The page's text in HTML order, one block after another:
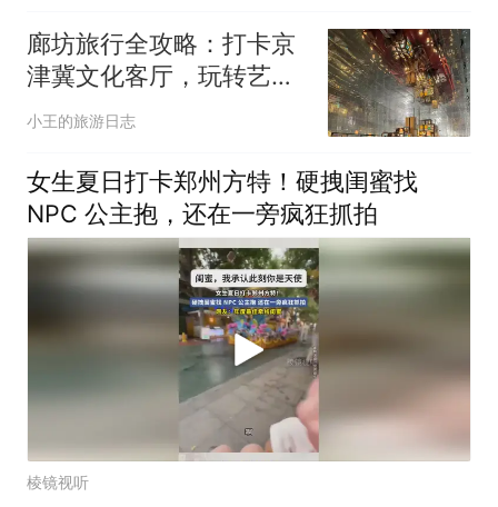
廊坊旅行全攻略：打卡京
津冀文化客厅，玩转艺术
与美食+FAQ
小王的旅游日志
女生夏日打卡郑州方特！硬拽闺蜜找
NPC 公主抱，还在一旁疯狂抓拍
棱镜视听